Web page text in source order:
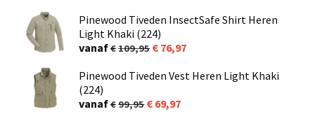
Pinewood Tiveden InsectSafe Shirt Heren
Light Khaki (224)
vanaf
109,95
76,97
Pinewood Tiveden Vest Heren Light Khaki
(224)
vanaf
99,95 69,97